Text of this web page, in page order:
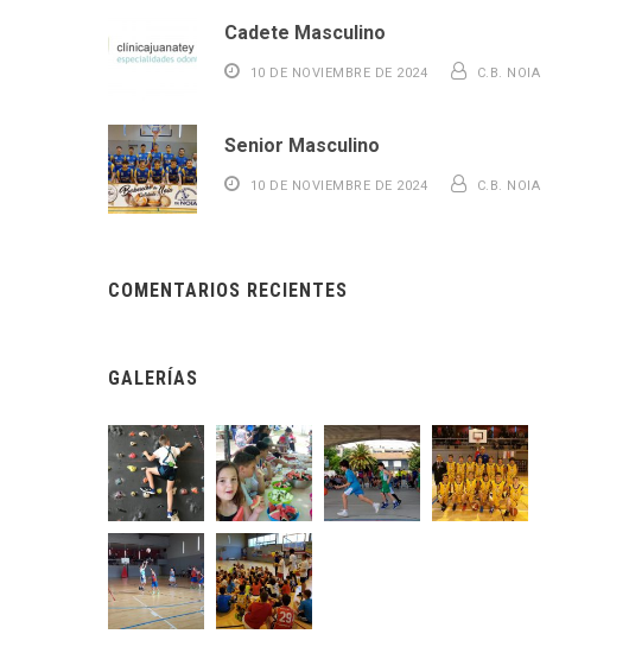
Cadete Masculino
10 DE NOVIEMBRE DE 2024 C.B. NOIA
Senior Masculino
10 DE NOVIEMBRE DE 2024 C.B. NOIA
COMENTARIOS RECIENTES
GALERÍAS